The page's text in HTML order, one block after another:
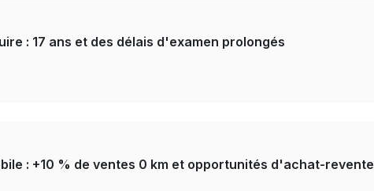
: 17 ans et des délais d'examen prolongés
: +10 % de ventes 0 km et opportunités d'achat-revente